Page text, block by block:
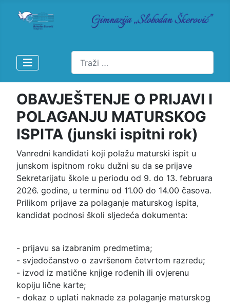
Pretraži
OBAVJEŠTENJE O PRIJAVI I
POLAGANJU MATURSKOG
ISPITA (junski ispitni rok)
Vanredni kandidati koji polažu maturski ispit u
junskom ispitnom roku dužni su da se prijave
Sekretarijatu škole u periodu od 9. do 13. februara
2026. godine, u terminu od 11.00 do 14.00 časova.
Prilikom prijave za polaganje maturskog ispita,
kandidat podnosi školi sljedeća dokumenta:
- prijavu sa izabranim predmetima;
- svjedočanstvo o završenom četvrtom razredu;
- izvod iz matične knjige rođenih ili ovjerenu
kopiju lične karte;
- dokaz o uplati naknade za polaganje maturskog